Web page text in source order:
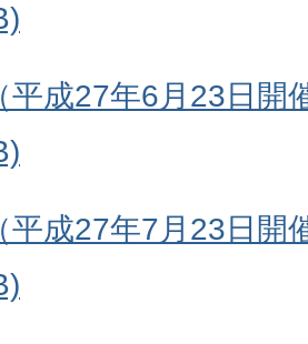
平成27年6月23日開
平成27年7月23日開